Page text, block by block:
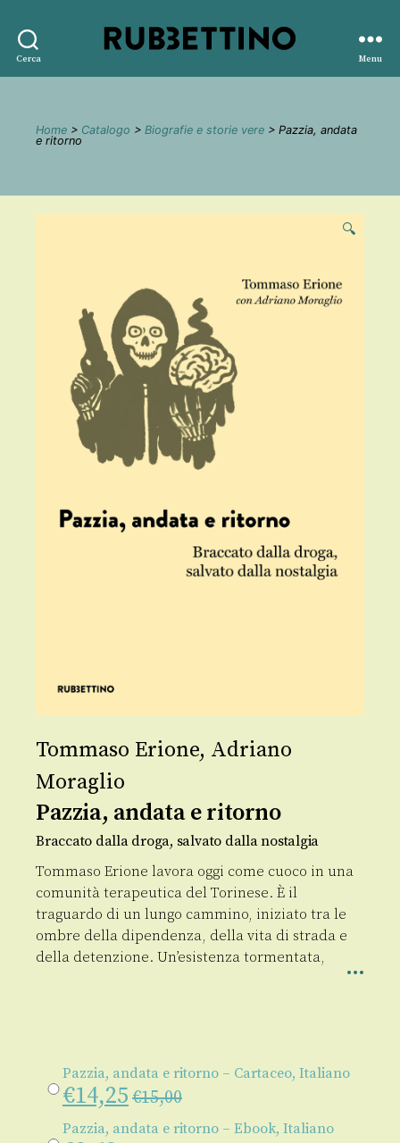
Cerca
editore
Menu
Home > Catalogo > Biografie e storie vere > Pazzia, andata
e ritorno
🔍
Tommaso Erione, Adriano
Moraglio
Pazzia, andata e ritorno
Braccato dalla droga, salvato dalla nostalgia
Tommaso Erione lavora oggi come cuoco in una
comunità terapeutica del Torinese. È il
traguardo di un lungo cammino, iniziato tra le
ombre della dipendenza, della vita di strada e
della detenzione. Un’esistenza tormentata,
Pazzia, andata e ritorno – Cartaceo, Italiano
€14,25 €15,00
Pazzia, andata e ritorno – Ebook, Italiano